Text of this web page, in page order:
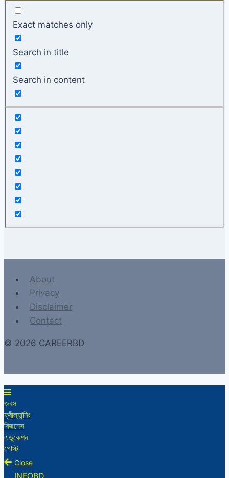
Exact matches only
Search in title
Search in content
About
Privacy
Disclaimer
Contact
© 2026 CAREERBD
জবস
ফ্রীল্যান্সিং
বিজনেস
এডুকেশন
পোস্ট
Close
INFOBD